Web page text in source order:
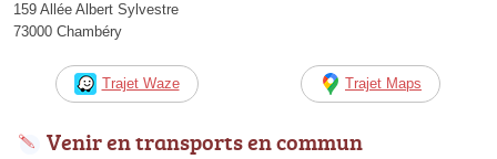
159 Allée Albert Sylvestre
73000 Chambéry
Trajet Waze Trajet Maps
Venir en transports en commun